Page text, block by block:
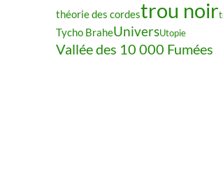
théorie des cordestrou noir
Tycho BraheUniversUtopie
Vallée des 10 000 Fumées